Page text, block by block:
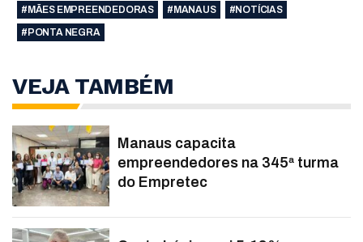
#MÃES EMPREENDEDORAS
#MANAUS
#NOTÍCIAS
#PONTA NEGRA
VEJA TAMBÉM
Manaus capacita
empreendedores na 345ª turma
do Empretec